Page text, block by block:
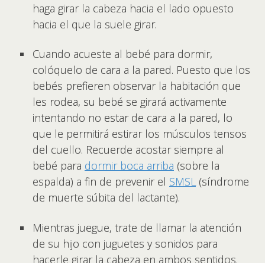
haga girar la cabeza hacia el lado opuesto
hacia el que la suele girar.
Cuando acueste al bebé para dormir,
colóquelo de cara a la pared. Puesto que los
bebés prefieren observar la habitación que
les rodea, su bebé se girará activamente
intentando no estar de cara a la pared, lo
que le permitirá estirar los músculos tensos
del cuello. Recuerde acostar siempre al
bebé para dormir boca arriba (sobre la
espalda) a fin de prevenir el SMSL(síndrome
de muerte súbita del lactante).
Mientras juegue, trate de llamar la atención
de su hijo con juguetes y sonidos para
hacerle girar la cabeza en ambos sentidos.